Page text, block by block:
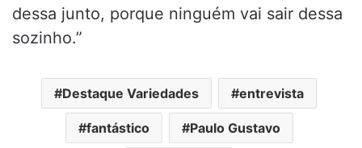
dessa junto, porque ninguém vai sair dessa
sozinho.”
Destaque Variedades entrevista
fantástico Paulo Gustavo